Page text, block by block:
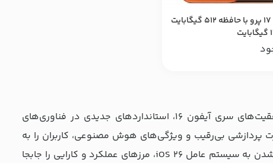
آیفون 17 پرو با حافظه 512 گیگابایت
آیفون 17 پرو به عنوان نماد برتر نوآوری اپل در عرصه موبایل و پس از موفقیت‌های سری آیفون 16، استانداردهای جدیدی در فناوری‌های
پردازشی بی‌رقیب و ویژگی‌های هوش مصنوعی، کاربران را به
سفری نوین در دنیای دیجیتال دعوت می‌کند. گوشی جدید اپل به لطف مجهز شدن به سیستم عامل iOS 26، مرزهای عملکرد و کارایی را جابجا